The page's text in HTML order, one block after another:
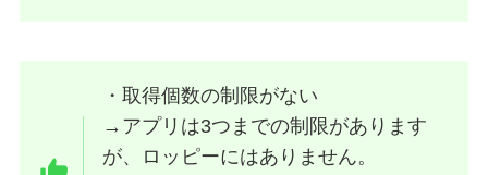
・取得個数の制限がない
→アプリは3つまでの制限があります
が、ロッピーにはありません。